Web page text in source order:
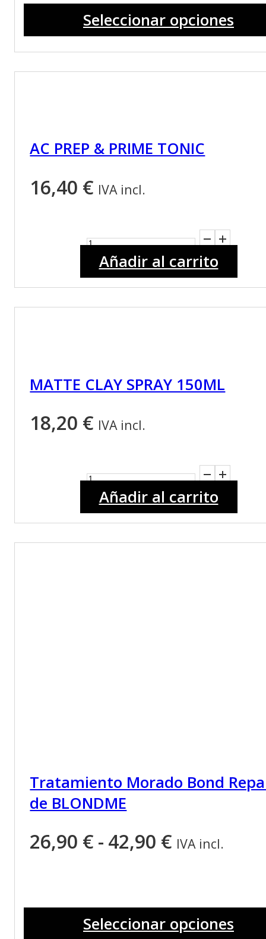
desde
14,95 €
hasta
Seleccionar opciones
producto
tiene
múltiples
variantes.
pueden
página
de
producto
AC PREP & PRIME TONIC
16,40 € IVA incl.
AC
PREP
&
PRIME
Añadir al carrito
MATTE CLAY SPRAY 150ML
18,20 € IVA incl.
MATTE
CLAY
SPRAY
150ML
Añadir al carrito
Tratamiento Morado Bond
de BLONDME
26,90 € - 42,90 € Rango
desde
IVA incl.
Seleccionar opciones
producto